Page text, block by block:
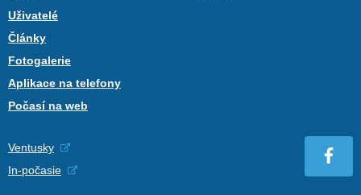
Uživatelé
Články
Fotogalerie
Aplikace na telefony
Počasí na web
Ventusky
In-počasie